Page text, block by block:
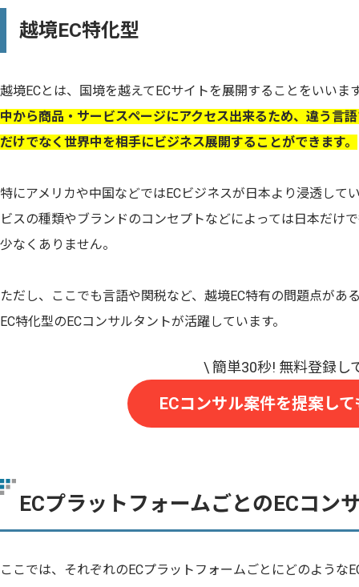
越境EC特化型
越境ECとは、国境を越えてECサイトを展開することをいいま
中から商品・サービスページにアクセス出来るため、違う言
だけでなく世界中を相手にビジネス展開することができます。
特にアメリカや中国などではECビジネスが日本より浸透して
ビスの種類やブランドのコンセプトなどによっては日本だけ
少なくありません。
ただし、ここでも言語や関税など、越境EC特有の問題点があ
EC特化型のECコンサルタントが活躍しています。
ECコンサル案件を提案して
ECプラットフォームごとのECコン
ここでは、それぞれのECプラットフォームごとにどのような